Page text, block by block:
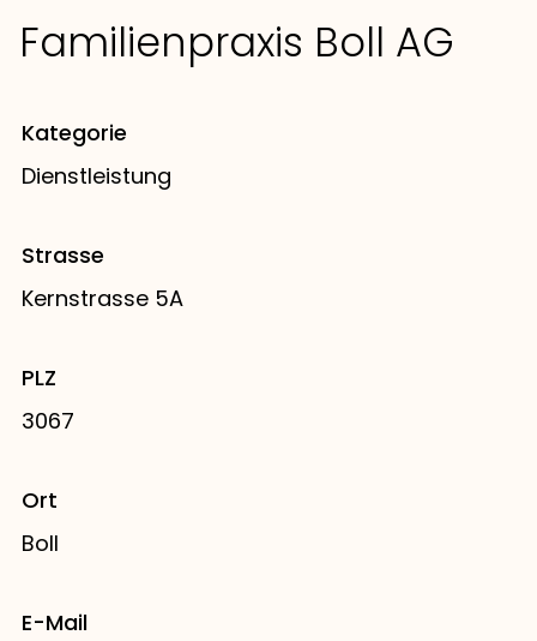
Familienpraxis Boll AG
Kategorie
Dienstleistung
Strasse
Kernstrasse 5A
PLZ
3067
Ort
Boll
E-Mail